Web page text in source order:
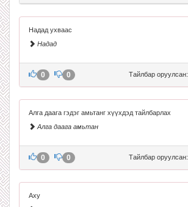
Надад ухваас
Надад
Тайлбар оруулсан:
0 0
Алга даага гэдэг амьтанг хүүхдэд тайлбарлах
Алга даага амьтан
Тайлбар оруулсан:
0 0
Аху